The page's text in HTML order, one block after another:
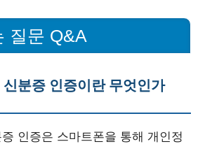
질문 Q&A
분증 인증이란 무엇인가
인증은 스마트폰을 통해 개인정